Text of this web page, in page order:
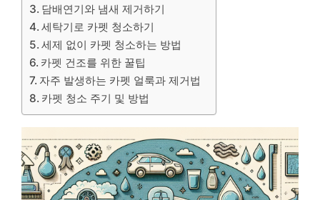
담배연기와 냄새 제거하기
세탁기로 카펫 청소하기
세제 없이 카펫 청소하는 방법
카펫 건조를 위한 꿀팁
자주 발생하는 카펫 얼룩과 제거법
카펫 청소 주기 및 방법